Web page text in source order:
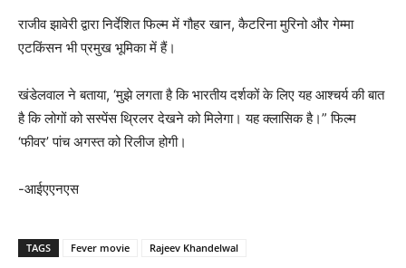
राजीव झावेरी द्वारा निर्देशित फिल्म में गौहर खान, कैटरिना मुरिनो और गेम्मा
एटकिंसन भी प्रमुख भूमिका में हैं।
खंडेलवाल ने बताया, ‘मुझे लगता है कि भारतीय दर्शकों के लिए यह आश्चर्य की बात
है कि लोगों को सस्पेंस थ्रिलर देखने को मिलेगा। यह क्लासिक है।” फिल्म
‘फीवर’ पांच अगस्त को रिलीज होगी।
-आईएएनएस
TAGS Fever movie Rajeev Khandelwal